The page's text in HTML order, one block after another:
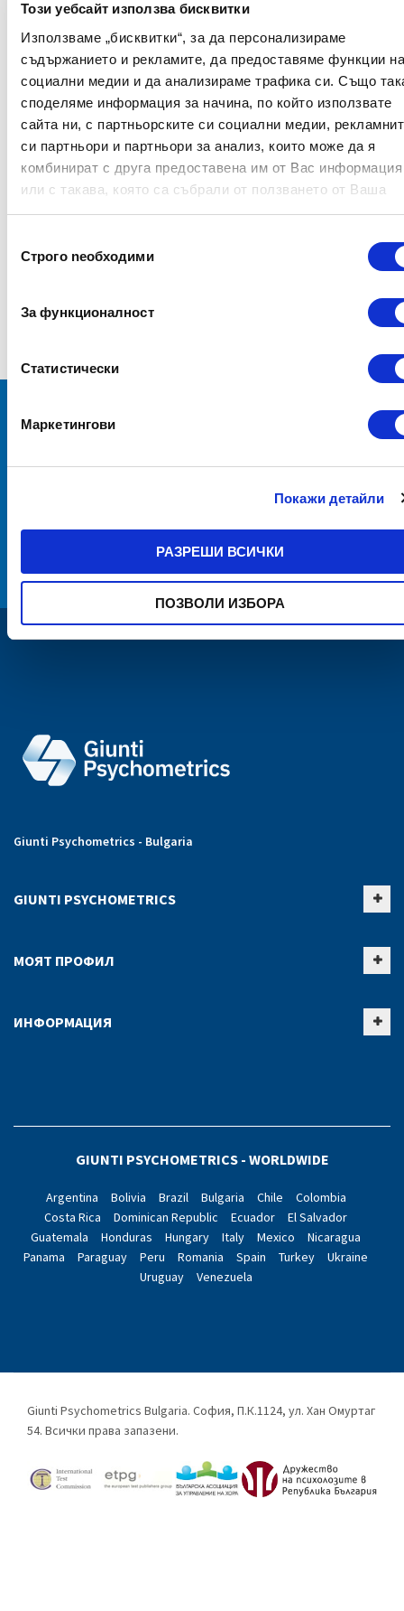
Този уебсайт използва бисквитки
Използваме „бисквитки“, за да персонализираме
съдържанието и рекламите, да предоставяме функции на
социални медии и да анализираме трафика си. Също
споделяме информация за начина, по който използвате
сайта ни, с партньорските си социални медии,
си партньори и партньори за анализ, които може да я
комбинират с друга предоставена им от Вас информация
или с такава, която са събрали от ползването от Ваша
страна на услугите им.
наСтрого nеобходими
За функционалност
Статистически
Маркетингови
Покажи детайли
РАЗРЕШИ ВСИЧКИ
ПОЗВОЛИ ИЗБОРА
2изследват хипотезатаза наличие
наинтелектуално
нарушение,специфичен когнитивен
дефицит
илидислексияилидисграфияна
развитието като първопричина за
наблюдаванитезатруднения в
училище.
Възползвайте се от -12% отстъпкаот
крайната цена при покупка на
новини с нашия бюлетин
Прочетох и приемамусловията за ползване
Giunti Psychometrics - Bulgaria
GIUNTI PSYCHOMETRICS
МОЯТ ПРОФИЛ
ИНФОРМАЦИЯ
GIUNTI PSYCHOMETRICS - WORLDWIDE
Argentina Bolivia Brazil Bulgaria Chile
Colombia
Costa Rica
Dominican Republic Ecuador
El Salvador
Guatemala
Honduras Hungary Italy Mexico
Nicaragua
Panama
Paraguay Peru Romania Spain Turkey
Ukraine
Uruguay
Venezuela
Giunti Psychometrics Bulgaria. София, П.К.1124, ул. Хан Омуртаг
54. Всички права запазени.